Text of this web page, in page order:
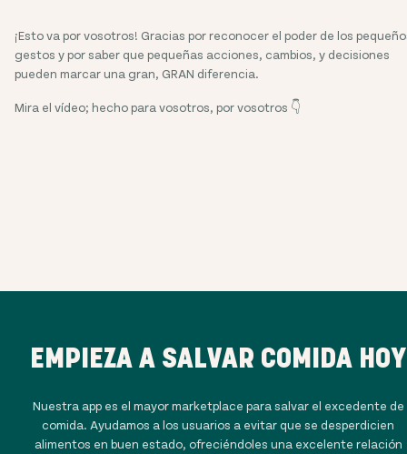
¡Esto va por vosotros! Gracias por reconocer el poder de los
gestos y por saber que pequeñas acciones, cambios, y decisiones
pueden marcar una gran, GRAN diferencia.
Mira el vídeo; hecho para vosotros, por vosotros 👇
EMPIEZA A SALVAR COMIDA HOY
Nuestra app es el mayor marketplace para salvar el excedente de
comida. Ayudamos a los usuarios a evitar que se desperdicien
alimentos en buen estado, ofreciéndoles una excelente relación